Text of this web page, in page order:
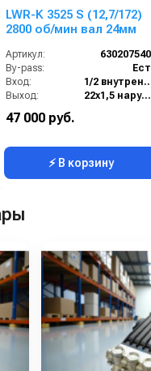
LWR-K 3525 S (12,7/172)
2800 об/мин вал 24мм
Артикул:
By-pass:
Вход:
1/2
Выход:
22х1,5 наружняя резьба
Производительность (л/мин):
47 000 руб.
⚡ В корзину